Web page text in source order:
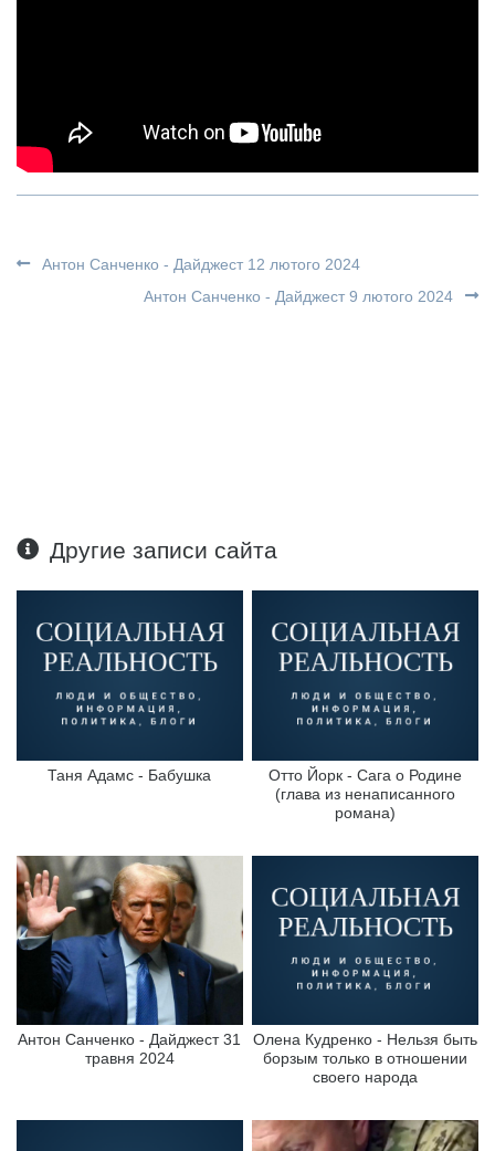
Антон Санченко - Дайджест 12 лютого 2024
Антон Санченко - Дайджест 9 лютого 2024
Другие записи сайта
Таня Адамс - Бабушка
Отто Йорк - Сага о Родине
(глава из ненаписанного
романа)
Антон Санченко - Дайджест 31
травня 2024
Олена Кудренко - Нельзя быть
борзым только в отношении
своего народа